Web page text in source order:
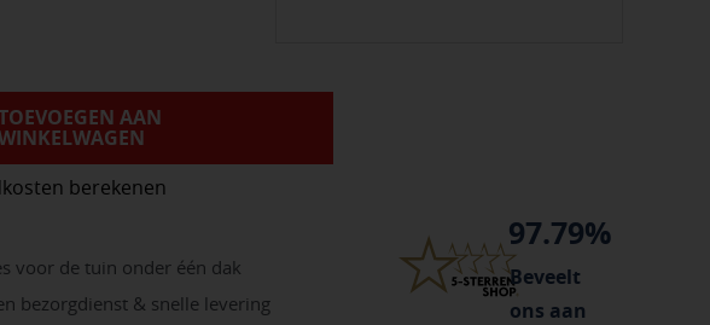
AAN
berekenen
voor de tuin onder één dak
bezorgdienst & snelle levering
97.79%
Beveelt
ons aan